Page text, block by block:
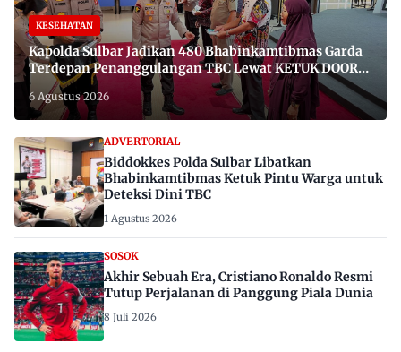
KESEHATAN
Kapolda Sulbar Jadikan 480 Bhabinkamtibmas Garda
Terdepan Penanggulangan TBC Lewat KETUK DOORS
di 650 Desa
6 Agustus 2026
ADVERTORIAL
Biddokkes Polda Sulbar Libatkan
Bhabinkamtibmas Ketuk Pintu Warga untuk
Deteksi Dini TBC
1 Agustus 2026
SOSOK
Akhir Sebuah Era, Cristiano Ronaldo Resmi
Tutup Perjalanan di Panggung Piala Dunia
8 Juli 2026